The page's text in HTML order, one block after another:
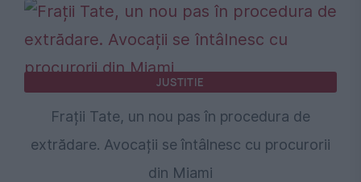
JUSTITIE
Frații Tate, un nou pas în procedura de
extrădare. Avocații se întâlnesc cu procurorii
din Miami